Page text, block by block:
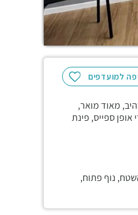
למועדפים
ציבורית, קומה 49, נוף פתוח ומרהיב, מאוד מואר,
אופן ספייס, פינת
נוף פתוח,